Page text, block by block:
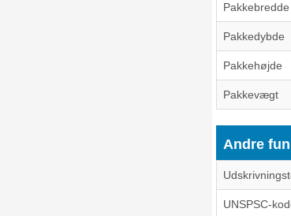
Pakkebredde
Pakkedybde
Pakkehøjde
Pakkevægt
Andre
UNSPSC-